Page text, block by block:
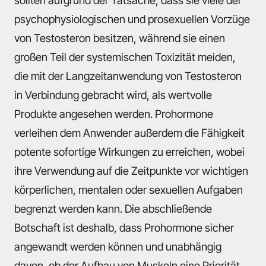
psychophysiologischen und prosexuellen Vorzüge
von Testosteron besitzen, während sie einen
großen Teil der systemischen Toxizität meiden,
die mit der Langzeitanwendung von Testosteron
in Verbindung gebracht wird, als wertvolle
Produkte angesehen werden. Prohormone
verleihen dem Anwender außerdem die Fähigkeit
potente sofortige Wirkungen zu erreichen, wobei
ihre Verwendung auf die Zeitpunkte vor wichtigen
körperlichen, mentalen oder sexuellen Aufgaben
begrenzt werden kann. Die abschließende
Botschaft ist deshalb, dass Prohormone sicher
angewandt werden können und unabhängig